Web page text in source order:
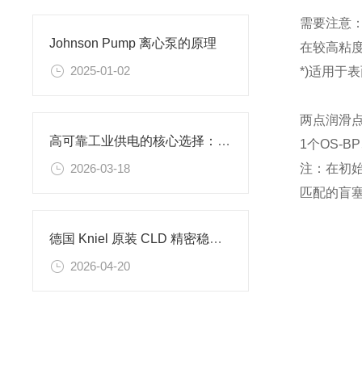
Johnson Pump 离心泵的原理
2025-01-02
高可靠工业供电的核心选择：KNIEL CPM 103 V4 应用场景解析
2026-03-18
德国 Kniel 原装 CLD 精密稳压电源可编程电源工业 19 英寸机架电源模块
2026-04-20
需要注意
在较高粘
*)适用于
两点润滑
1个OS-
注：在初
匹配的盲